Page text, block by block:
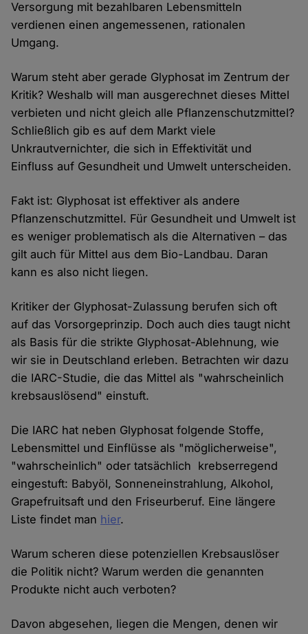
Versorgung mit bezahlbaren Lebensmitteln
verdienen einen angemessenen, rationalen
Umgang.
Warum steht aber gerade Glyphosat im Zentrum der
Kritik? Weshalb will man ausgerechnet dieses Mittel
verbieten und nicht gleich alle Pflanzenschutzmittel?
Schließlich gib es auf dem Markt viele
Unkrautvernichter, die sich in Effektivität und
Einfluss auf Gesundheit und Umwelt unterscheiden.
Fakt ist: Glyphosat ist effektiver als andere
Pflanzenschutzmittel. Für Gesundheit und Umwelt ist
es weniger problematisch als die Alternativen – das
gilt auch für Mittel aus dem Bio-Landbau. Daran
kann es also nicht liegen.
Kritiker der Glyphosat-Zulassung berufen sich oft
auf das Vorsorgeprinzip. Doch auch dies taugt nicht
als Basis für die strikte Glyphosat-Ablehnung, wie
wir sie in Deutschland erleben. Betrachten wir dazu
die IARC-Studie, die das Mittel als "wahrscheinlich
krebsauslösend" einstuft.
Die IARC hat neben Glyphosat folgende Stoffe,
Lebensmittel und Einflüsse als "möglicherweise",
"wahrscheinlich" oder tatsächlich krebserregend
eingestuft: Babyöl, Sonneneinstrahlung, Alkohol,
Grapefruitsaft und den Friseurberuf. Eine längere
Liste findet man hier.
Warum scheren diese potenziellen Krebsauslöser
die Politik nicht? Warum werden die genannten
Produkte nicht auch verboten?
Davon abgesehen, liegen die Mengen, denen wir